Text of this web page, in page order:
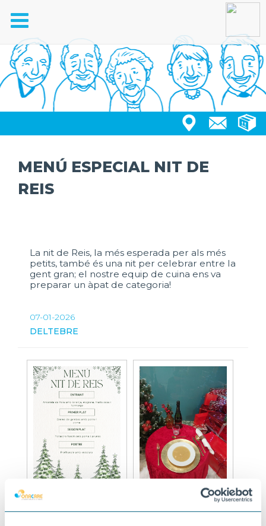
Toggle
navigation
MENÚ ESPECIAL NIT DE
REIS
La nit de Reis, la més esperada per als més
petits, també és una nit per celebrar entre la
gent gran; el nostre equip de cuina ens va
preparar un àpat de categoria!
07-01-2026
DELTEBRE